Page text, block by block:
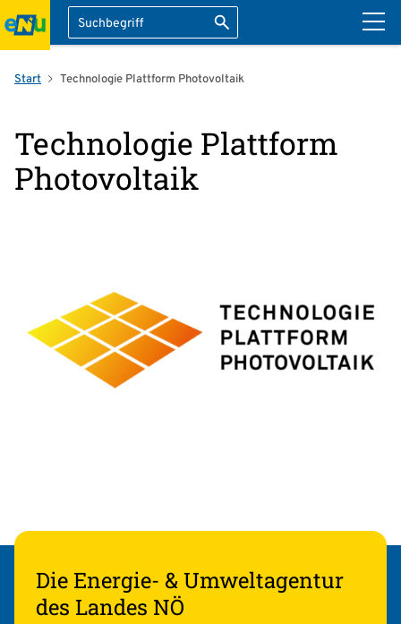
Suche Suche starten
überspringen
Start Technologie Plattform Photovoltaik
Technologie Plattform
Photovoltaik
Die Energie- & Umweltagentur
des Landes NÖ